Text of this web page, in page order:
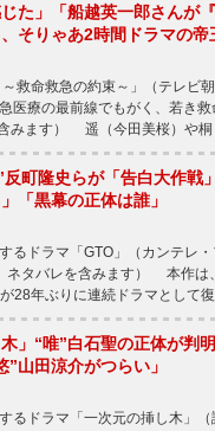
た」「船越英一郎さんが
そりゃあ2時間ドラマの帝
救命救急の約束～」（テレビ
医療の最前線でもがく、若き
みます） 遥（今田美桜）や
反町隆史らが「告白大作
「黒幕の正体は誰」
るドラマ「GTO」（カンテレ
ネタバレを含みます） 本作は
28年ぶりに連続ドラマとして
木」“唯”白石聖の正体が判
”山田涼介がつらい」
るドラマ「一次元の挿し木」